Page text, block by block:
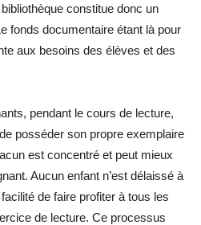
constitue donc un
fonds documentaire étant là pour
aux besoins des élèves et des
pendant le cours de lecture,
posséder son propre exemplaire
est concentré et peut mieux
Aucun enfant n’est délaissé à
de faire profiter à tous les
de lecture. Ce processus